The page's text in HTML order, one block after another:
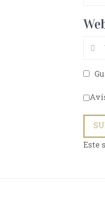
Este